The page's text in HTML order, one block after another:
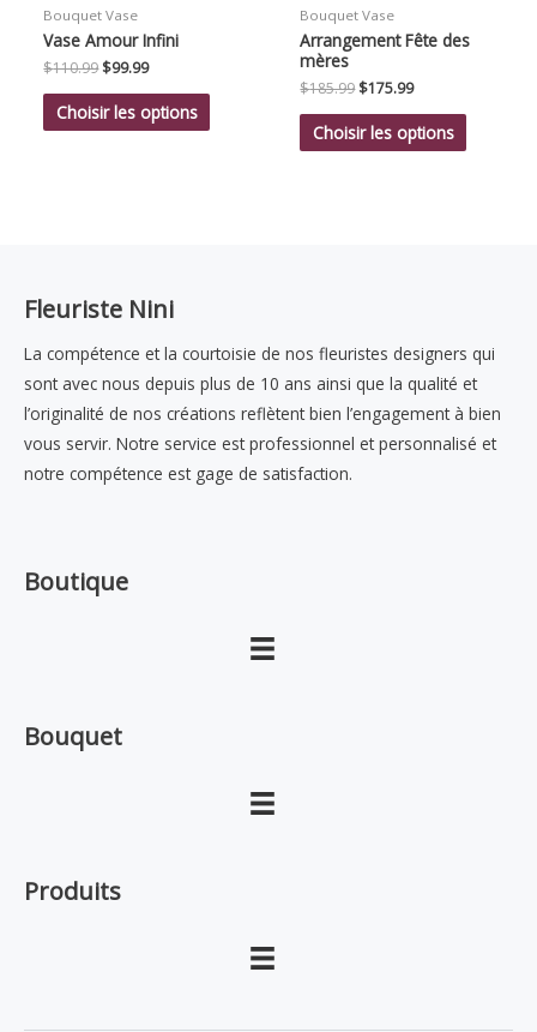
Bouquet Vase
Vase Amour Infini
$110.99 Le
initial
était :
$99.99Le
actuel
est :
Choisir les options
Bouquet Vase
Arrangement Fête des
mères
$185.99 Le
initial
était :
$175.99Le
actuel
est :
Choisir les options
Fleuriste Nini
La compétence et la courtoisie de nos fleuristes designers qui
sont avec nous depuis plus de 10 ans ainsi que la qualité et
l’originalité de nos créations reflètent bien l’engagement à bien
vous servir. Notre service est professionnel et personnalisé et
notre compétence est gage de satisfaction.
Boutique
Bouquet
Produits